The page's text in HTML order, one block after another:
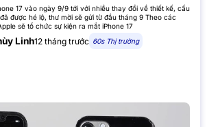
17 vào ngày 9/9 tới với nhiều thay đổi về thiết kế, cấu
được hé lộ, thư mời sẽ gửi từ đầu tháng 9 Theo các
sẽ tổ chức sự kiện ra mắt iPhone 17
Linh12 tháng trước 60s Thị trường